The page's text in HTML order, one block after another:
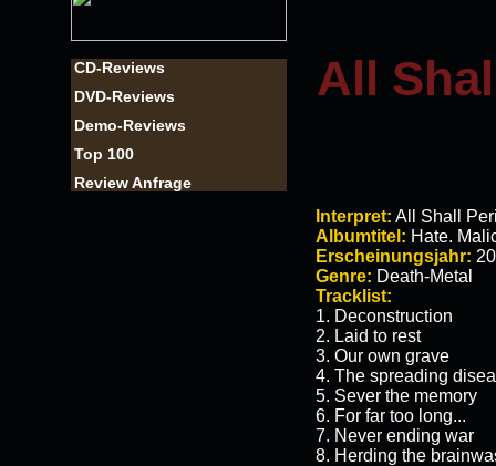
CD-Reviews
DVD-Reviews
Demo-Reviews
Top 100
Review Anfrage
All
Interpret: All Shall
Albumtitel: Hate.
Erscheinungsjahr:
Genre: Death-Metal
Tracklist:
1. Deconstruction
2. Laid to rest
3. Our own grave
4. The spreading
5. Sever the memory
6. For far too long...
7. Never ending war
8. Herding the